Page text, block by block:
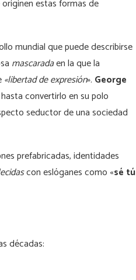
estas formas de
mundial que puede describirse
mascaradaen la que la
«libertad de expresión». George
convertirlo en su polo
seductor de una sociedad
prefabricadas, identidades
con eslóganes como «sé tú
décadas: